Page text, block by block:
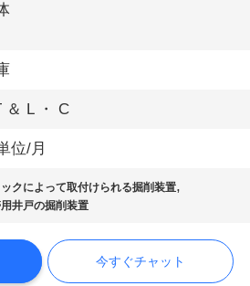
＆ L ・ C
位/月
ックによって取付けられる掘削装置,
井戸の掘削装置
今すぐチャット